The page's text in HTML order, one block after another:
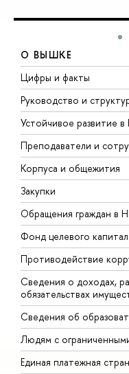
О ВЫШКЕ
Цифры и факты
Руководство и
Устойчивое развитие
Преподаватели и
Корпуса и общежития
Закупки
Обращения граждан в
Фонд целевого
Противодействие
Сведения о доходах,
обязательствах
Сведения об
Людям с
Единая платежная